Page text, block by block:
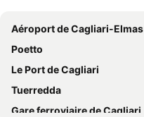
Aéroport de Cagliari-Elmas
Poetto
Le Port de Cagliari
Tuerredda
Gare ferroviaire de Cagliari